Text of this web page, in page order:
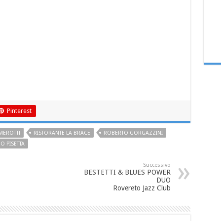
Pinterest
RISTORANTE LA BRACE
ROBERTO GORGAZZINI
PISETTA
Successivo
BESTETTI & BLUES POWER
DUO
Rovereto Jazz Club